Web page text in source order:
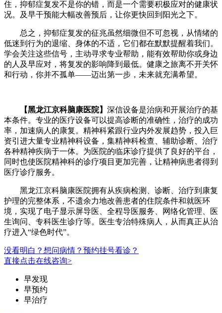
住，抑郁症复发不是你的错，而是一个需要积极应对的健康状
况。及早干预能大幅改善预后，让你更快回到阳光之下。
总之，抑郁症复发的征兆虽然细微但不可忽视，从情绪的
低迷到行为的退缩、身体的不适，它们都在默默提醒着我们。
学会关注这些信号，主动寻求专业帮助，能有效帮助你或身边
的人及早应对，将复发的影响降到最低。健康之旅离不开关怀
和行动，你并不孤单——迈出第一步，未来就充满希望。
【黑龙江京科脑康医院】 深信设备是治病和开展治疗的基
本条件。专业的医疗设备可以提高诊断的准确性，治疗的成功
率，加速病人的康复。精神科紧跟行业内外发展趋势，投入巨
资引进大量专业精神科设备，集精神科检查、辅助诊断、治疗
各种精神疾病于一体。为医院的临床诊疗提供了良好的平台，
同时也使医院精神科的诊疗项目更加完善，让精神病患者得到
医疗诊疗服务。
黑龙江京科脑康医院拥有从疾病检测、诊断、治疗到康复
护理的完整体系，不遗余力地改善患者的住院条件和就医环
境，实现了电子显示屏导医、全程导医服务、网络化管理、医
生询问、专科医生诊疗等。医生专治特殊病人，从而真正从治
疗进入“绿色时代”。
没看明白？想问病情？预约挂号看诊？
直接点击在线咨询>
早发现
早预约
早治疗